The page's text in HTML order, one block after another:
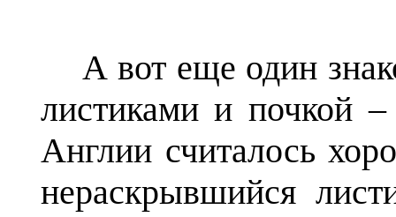
А вот еще один
листиками и почкой
Англии считалось
нераскрывшийся